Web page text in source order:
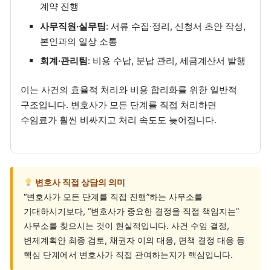
계약 진행
사무직원·실무팀: 서류 수집·정리, 신청서 초안 작성,
본인과의 일상 소통
회계·관리팀: 비용 수납, 분납 관리, 세금계산서 발행
이는 사건의 효율적 처리와 비용 합리화를 위한 일반적
구조입니다. 변호사가 모든 단계를 직접 처리하면
수임료가 훨씬 비싸지고 처리 속도도 늦어집니다.
변호사 직접 상담의 의미
“변호사가 모든 단계를 직접 진행”하는 사무소를
기대하시기보다, “변호사가 중요한 결정을 직접 책임지는”
사무소를 찾으시는 것이 현실적입니다. 사건 수임 결정,
변제계획안 최종 검토, 채권자 이의 대응, 면책 결정 대응 등
핵심 단계에서 변호사가 직접 관여하는지가 핵심입니다.